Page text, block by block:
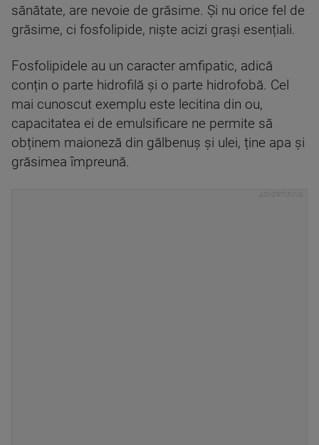
sănătate, are nevoie de grăsime. Și nu orice fel de
grăsime, ci fosfolipide, niște acizi grași esențiali.
Fosfolipidele au un caracter amfipatic, adică
conțin o parte hidrofilă și o parte hidrofobă. Cel
mai cunoscut exemplu este lecitina din ou,
capacitatea ei de emulsificare ne permite să
obținem maioneză din gălbenuș și ulei, ține apa și
grăsimea împreună.